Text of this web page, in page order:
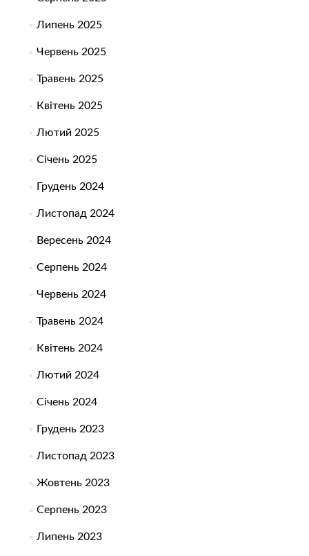
Липень 2025
Червень 2025
Травень 2025
Квітень 2025
Лютий 2025
Січень 2025
Грудень 2024
Листопад 2024
Вересень 2024
Серпень 2024
Червень 2024
Травень 2024
Квітень 2024
Лютий 2024
Січень 2024
Грудень 2023
Листопад 2023
Жовтень 2023
Серпень 2023
Липень 2023